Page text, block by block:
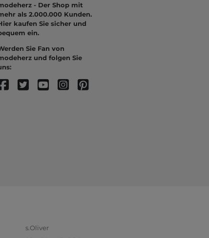
- Der Shop mit
als 2.000.000 Kunden.
kaufen Sie sicher und
ein.
Sie Fan von
und folgen Sie
s.Oliver